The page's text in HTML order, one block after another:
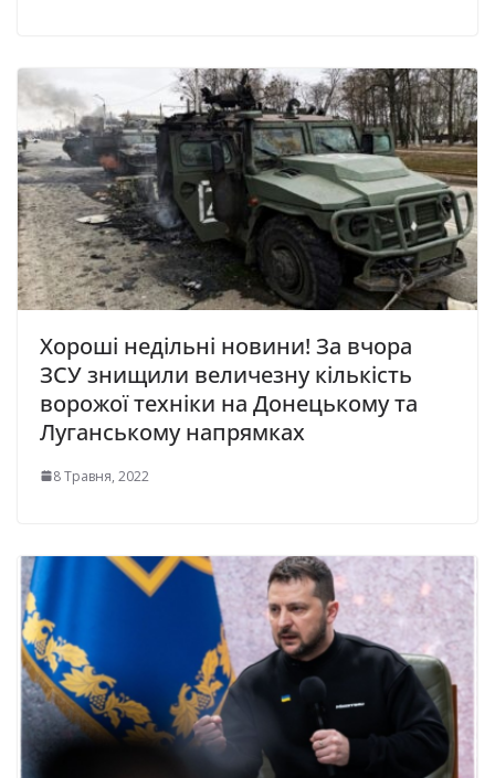
Хороші недільні новини! За вчора
ЗСУ знищили величезну кількість
ворожої техніки на Донецькому та
Луганському напрямках
8 Травня, 2022